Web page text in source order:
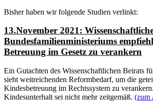
Bisher haben wir folgende Studien verlinkt:
13.November 2021:
Bundesfamilienministeriums
Betreuung im Gesetz zu verankern
Ein Gutachten des Wissenschaftlichen Beirats
sieht weitreichenden Reformbedarf, um die
Kindesbetreuung im Rechtssystem zu
Kindesunterhalt sei nicht mehr zeitgemäß. (zum